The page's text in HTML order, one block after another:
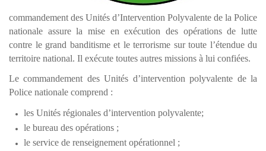
commandement des Unités d’Intervention Polyvalente de la Police
nationale assure la mise en exécution des opérations de lutte
contre le grand banditisme et le terrorisme sur toute l’étendue du
territoire national. Il exécute toutes autres missions à lui confiées.
Le commandement des Unités d’intervention polyvalente de la
Police nationale comprend :
les Unités régionales d’intervention polyvalente;
le bureau des opérations ;
le service de renseignement opérationnel ;